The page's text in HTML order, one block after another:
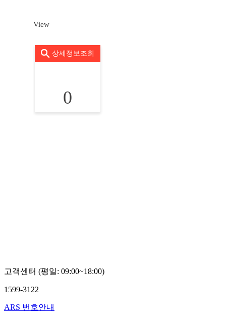
View
상세정보조회
0
고객센터 (평일: 09:00~18:00)
1599-3122
ARS 번호안내